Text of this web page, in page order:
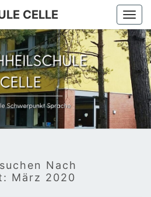
CELLE
Förderschule
Schwerpunkt
Sprache
Nach
März 2020